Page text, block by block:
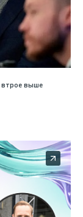
выше